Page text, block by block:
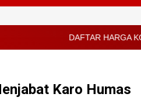
DAFTAR HARGA KOMODITAS
Karo Humas